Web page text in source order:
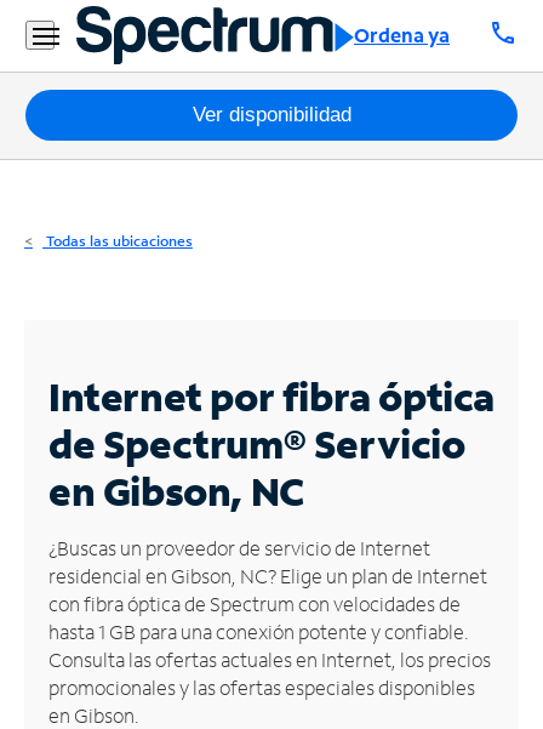
Ordena ya call
Residencial
Business
Paquetes
Internet
Business
Contáctanos
Inglés
Administrar
cuenta
Encuentra
una
tienda
Ver disponibilidad
Todas las ubicaciones
Internet por fibra óptica
de Spectrum®Servicio
en Gibson, NC
¿Buscas un proveedor de servicio de Internet
residencial en Gibson, NC? Elige un plan de Internet
con fibra óptica de Spectrum con velocidades de
hasta 1 GB para una conexión potente y confiable.
Consulta las ofertas actuales en Internet, los precios
promocionales y las ofertas especiales disponibles
en Gibson.